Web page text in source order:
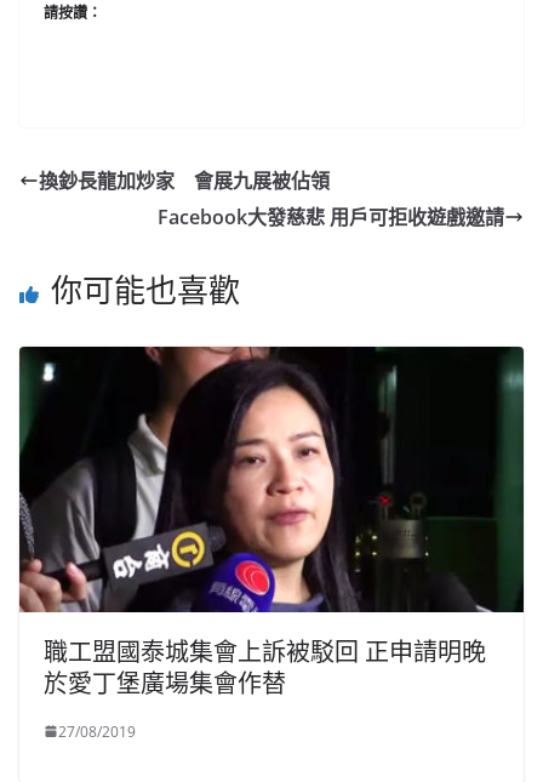
請按讚：
換鈔長龍加炒家 會展九展被佔領
Facebook大發慈悲 用戶可拒收遊戲邀請
你可能也喜歡
職工盟國泰城集會上訴被駁回 正申請明晚
於愛丁堡廣場集會作替
27/08/2019